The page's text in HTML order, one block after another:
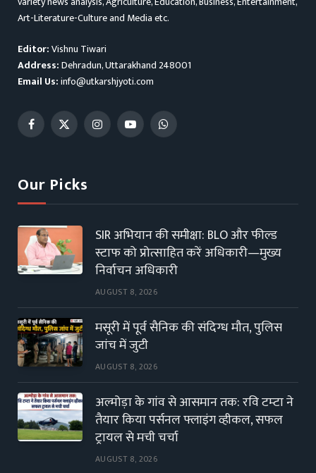
Art-Literature-Culture and Media etc.
Editor:Vishnu Tiwari
Address:Dehradun, Uttarakhand 248001
Email Us:info@utkarshjyoti.com
Facebook
X
InstagramYouTubeWhatsApp
Our Picks
SIR अभियान की समीक्षा: BLO और फील्ड
स्टाफ को प्रोत्साहित करें अधिकारी—मुख्य
निर्वाचन अधिकारी
AUGUST 8, 2026
मसूरी में पूर्व सैनिक की संदिग्ध मौत, पुलिस
जांच में जुटी
AUGUST 8, 2026
अल्मोड़ा के गांव से आसमान तक: रवि टम्टा ने
तैयार किया पर्सनल फ्लाइंग व्हीकल, सफल
ट्रायल से मची चर्चा
AUGUST 8, 2026